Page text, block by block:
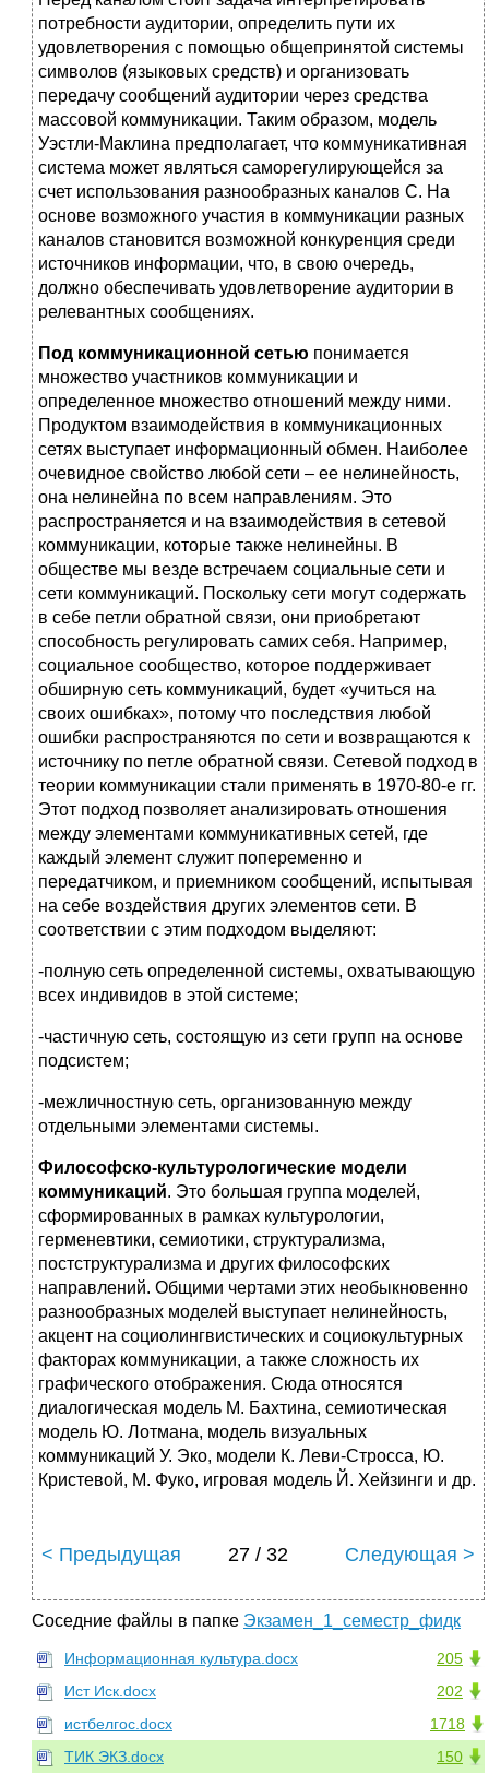
потребности аудитории, определить пути их
удовлетворения с помощью общепринятой системы
символов (языковых средств) и организовать
передачу сообщений аудитории через средства
массовой коммуникации. Таким образом, модель
Уэстли-Маклина предполагает, что коммуникативная
система может являться саморегулирующейся за
счет использования разнообразных каналов С. На
основе возможного участия в коммуникации разных
каналов становится возможной конкуренция среди
источников информации, что, в свою очередь,
должно обеспечивать удовлетворение аудитории в
релевантных сообщениях.
Под коммуникационной сетью понимается
множество участников коммуникации и
определенное множество отношений между ними.
Продуктом взаимодействия в коммуникационных
сетях выступает информационный обмен. Наиболее
очевидное свойство любой сети – ее нелинейность,
она нелинейна по всем направлениям. Это
распространяется и на взаимодействия в сетевой
коммуникации, которые также нелинейны. В
обществе мы везде встречаем социальные сети и
сети коммуникаций. Поскольку сети могут содержать
в себе петли обратной связи, они приобретают
способность регулировать самих себя. Например,
социальное сообщество, которое поддерживает
обширную сеть коммуникаций, будет «учиться на
своих ошибках», потому что последствия любой
ошибки распространяются по сети и возвращаются к
источнику по петле обратной связи. Сетевой подход в
теории коммуникации стали применять в 1970-80-е гг.
Этот подход позволяет анализировать отношения
между элементами коммуникативных сетей, где
каждый элемент служит попеременно и
передатчиком, и приемником сообщений, испытывая
на себе воздействия других элементов сети. В
соответствии с этим подходом выделяют:
-полную сеть определенной системы, охватывающую
всех индивидов в этой системе;
-частичную сеть, состоящую из сети групп на основе
подсистем;
-межличностную сеть, организованную между
отдельными элементами системы.
Философско-культурологические модели
коммуникаций. Это большая группа моделей,
сформированных в рамках культурологии,
герменевтики, семиотики, структурализма,
постструктурализма и других философских
направлений. Общими чертами этих необыкновенно
разнообразных моделей выступает нелинейность,
акцент на социолингвистических и социокультурных
факторах коммуникации, а также сложность их
графического отображения. Сюда относятся
диалогическая модель М. Бахтина, семиотическая
модель Ю. Лотмана, модель визуальных
коммуникаций У. Эко, модели К. Леви-Стросса, Ю.
Кристевой, М. Фуко, игровая модель Й. Хейзинги и др.
< Предыдущая 27 / 32 Следующая >
Соседние файлы в папке Экзамен_1_семестр_фидк
205
Информационная культура.docx
202
Ист Иск.docx
1718
истбелгос.docx
150
ТИК ЭКЗ.docx